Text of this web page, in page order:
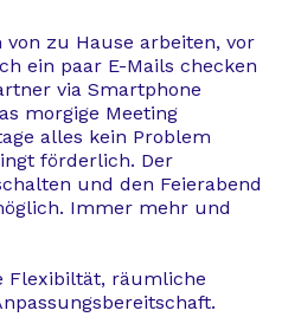
zu Hause arbeiten, vor
ein paar E-Mails checken
via Smartphone
morgige Meeting
alles kein Problem
förderlich. Der
und den Feierabend
Immer mehr und
Flexibiltät, räumliche